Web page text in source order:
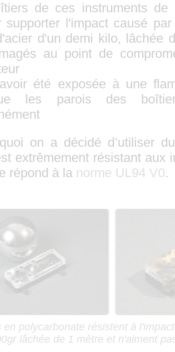
de ces instruments de
supporter l'impact causé
d'un demi kilo, lâchée
au point de
été exposée à une
les parois des
on a décidé d’utiliser
extrêmement résistant aux
répond à la norme UL94 V0.
en polycarbonate résistent à
lâchée de 1 mètre et n'aiment